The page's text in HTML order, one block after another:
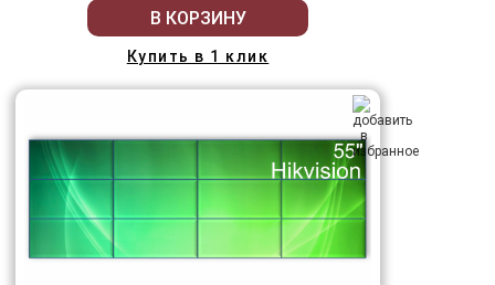
В КОРЗИНУ
Купить в 1 клик